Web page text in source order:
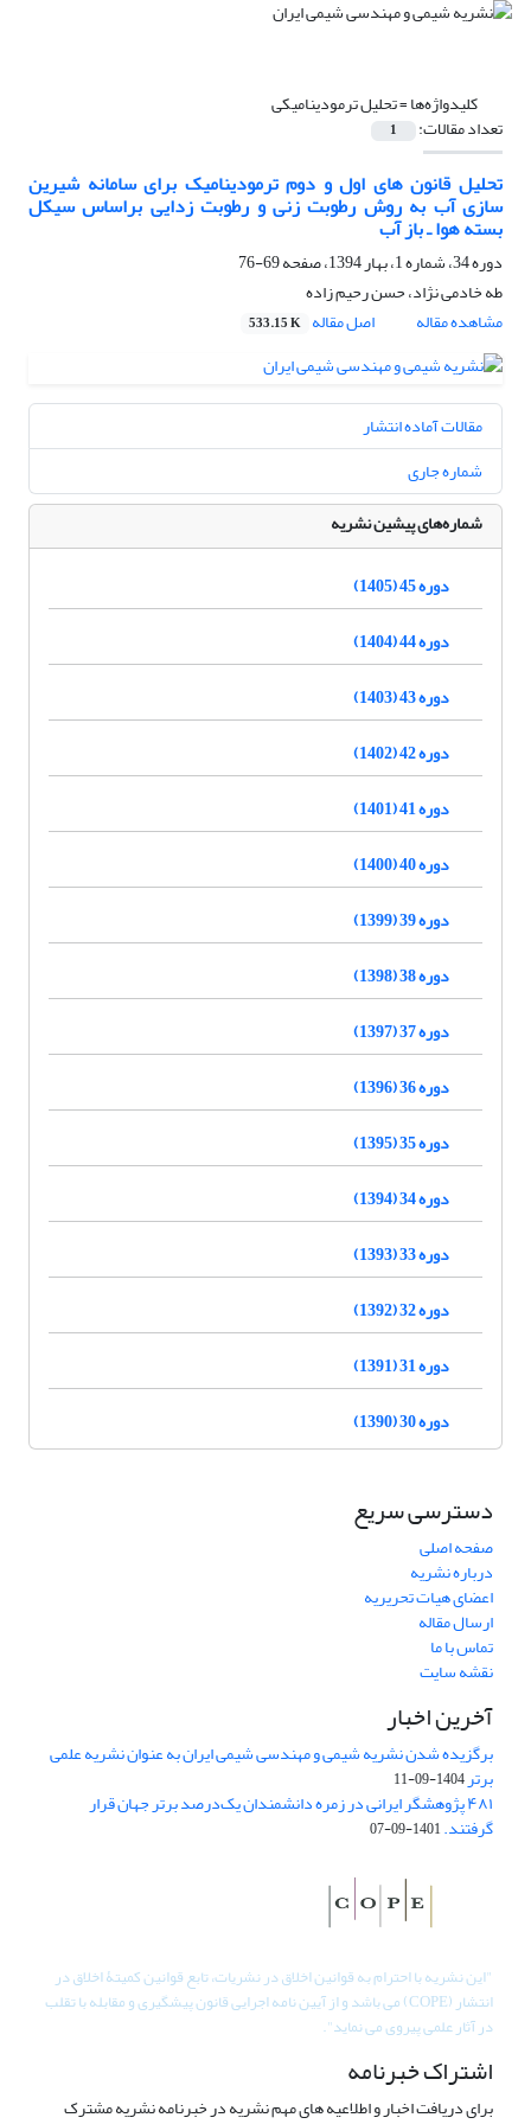
کلیدواژه‌ها =تحلیل ترمودینامیکی
تعداد مقالات: 1
تحلیل قانون های اول و دوم ترمودینامیک برای سامانه شیرین
سازی آب به روش رطوبت زنی و رطوبت زدایی براساس سیکل
بسته هوا ـ باز آب
دوره 34، شماره 1، بهار 1394، صفحه
69-76
طه خادمی نژاد، حسن رحیم زاده
مشاهده مقاله
اصل مقاله 533.15 K
مقالات آماده انتشار
شماره جاری
شماره‌های پیشین نشریه
دوره 45 (1405)
دوره 44 (1404)
دوره 43 (1403)
دوره 42 (1402)
دوره 41 (1401)
دوره 40 (1400)
دوره 39 (1399)
دوره 38 (1398)
دوره 37 (1397)
دوره 36 (1396)
دوره 35 (1395)
دوره 34 (1394)
دوره 33 (1393)
دوره 32 (1392)
دوره 31 (1391)
دوره 30 (1390)
دسترسی سریع
صفحه اصلی
درباره نشریه
اعضای هیات تحریریه
ارسال مقاله
تماس با ما
نقشه سایت
آخرین اخبار
برگزیده شدن نشریه شیمی و مهندسی شیمی ایران به عنوان نشریه علمی
برتر1404-09-11
۴۸۱ پژوهشگر ایرانی در زمره دانشمندان یک‌درصد برتر جهان قرار
گرفتند.1401-09-07
"این نشریه با احترام به قوانین اخلاق در نشریات، تابع قوانین کمیتۀ اخلاق در
انتشار (COPE) می باشد و از آیین نامه اجرایی قانون پیشگیری و مقابله با تقلب
در آثار علمی پیروی می نماید".
اشتراک خبرنامه
برای دریافت اخبار و اطلاعیه های مهم نشریه در خبرنامه نشریه مشترک